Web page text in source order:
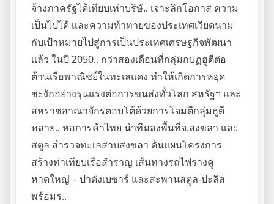
จ้างภาครัฐได้เทียบเท่าบริษั.. เจาะลึกโอกาส ความ
เป็นไปได้ เเละความท้าทายของประเทศเวียดนาม
กับเป้าหมายไปสู่การเป็นประเทศเศรษฐกิจพัฒนา
เเล้ว ในปี 2050.. กว่าสองเดือนที่กลุ่มกบฏฮูตีต่อ
ต้านเรือพาณิชย์ในทะเลแดง ทำให้เกิดการหยุด
ชะงักอย่างรุนแรงต่อการขนส่งทั่วโลก สหรัฐฯ และ
สหราชอาณาจักรตอบโต้ด้วยการโจมตีกลุ่มฮูตี
หลาย.. หอการค้าไทย นำทีมลงพื้นที่จ.สงขลา และ
สตูล สำรวจทะเลสาบสงขลา ดันแผนโครงการ
สร้างท่าเทียบเรือสำราญ เส้นทางรถไฟรางคู่
หาดใหญ่ – ปาดังเบซาร์ และสะพานสตูล-ปะลิส
พร้อมร..